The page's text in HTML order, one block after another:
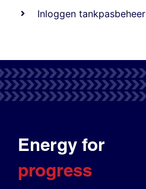
Inloggen tankpasbeheer
Energy for
progress